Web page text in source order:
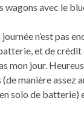
wagons avec le
n’est pas
et de crédit
mon jour.
manière assez
solo de batterie)